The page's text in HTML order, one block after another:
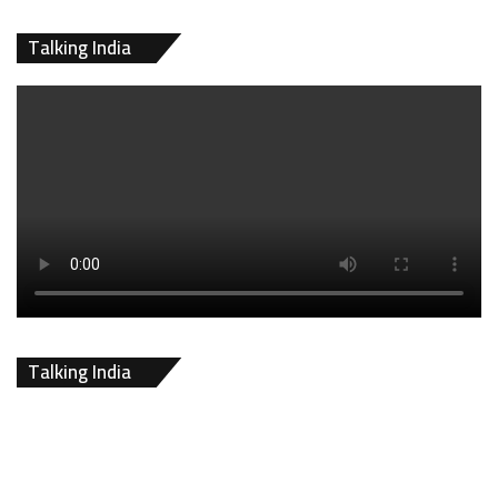
Talking India
Talking India